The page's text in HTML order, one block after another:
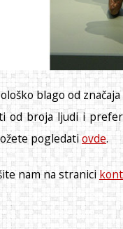
blago od
od broja ljudi i
pogledatiovde.
nam na stranici